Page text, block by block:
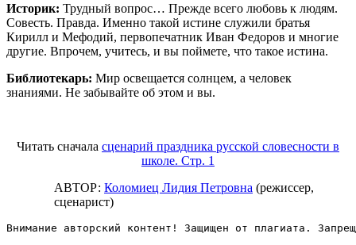
Историк: Трудный вопрос… Прежде всего любовь к людям.
Совесть. Правда. Именно такой истине служили братья
Кирилл и Мефодий, первопечатник Иван Федоров и многие
другие. Впрочем, учитесь, и вы поймете, что такое истина.
Библиотекарь: Мир освещается солнцем, а человек
знаниями. Не забывайте об этом и вы.
Читать сначала сценарий праздника русской словесности в
школе. Стр. 1
АВТОР: Коломиец Лидия Петровна (режиссер,
сценарист)
Внимание авторский контент! Защищен от плагиата.